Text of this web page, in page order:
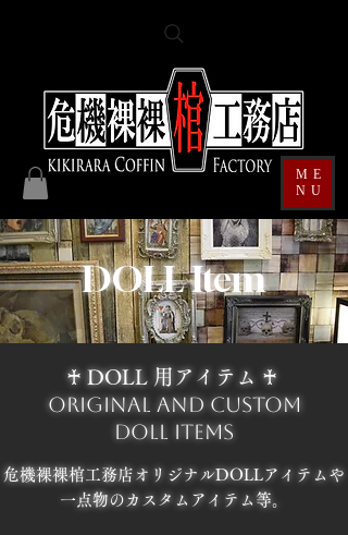
ME
NU
DOLL Item
♰ DOLL 用アイテム ♰
Original and Custom
Doll Items
危機裸裸棺工務店オリジナルDOLLアイテムや
一点物のカスタムアイテム等。